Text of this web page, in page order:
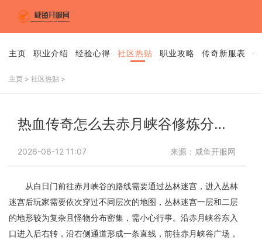
主页 职业介绍 经验心得 社区热贴 职业攻略 传奇新服表
主页 > 社区热贴 >
热血传奇怎么去赤月峡谷修炼分身经验
2026-06-12 11:07 来源：咸鱼开服网
从白日门前往赤月峡谷的路线需要通过丛林迷宫，进入丛林
迷宫后玩家需要依次穿过不同层次的地图，丛林迷宫一层和二层
的地形较为复杂且怪物分布密集，需小心行事。沿赤月峡谷东入
口进入后右转，沿右侧通道形成一条直线，前往赤月峡谷广场，